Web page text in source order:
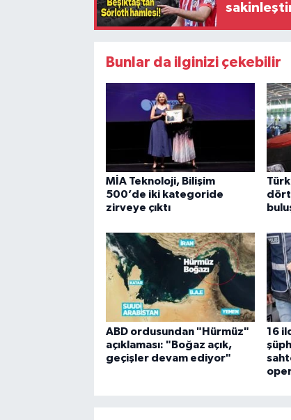
Bunlar da ilginizi çekebilir
MİA Teknoloji, Bilişim
500’de iki kategoride
zirveye çıktı
dört
ABD ordusundan "Hürmüz"
açıklaması: "Boğaz açık,
geçişler devam ediyor"
16